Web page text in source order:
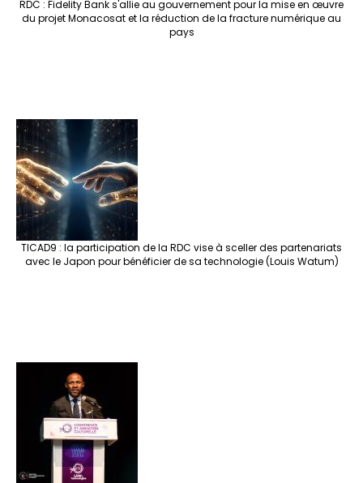
RDC : Fidelity Bank s'allie au gouvernement pour la mise en œuvre
du projet Monacosat et la réduction de la fracture numérique au
pays
TICAD9 : la participation de la RDC vise à sceller des partenariats
avec le Japon pour bénéficier de sa technologie (Louis Watum)